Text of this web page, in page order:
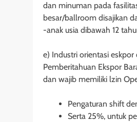
dan minuman pada
besar/ballroom disajikan
-anak usia dibawah 12
e) Industri orientasi
Pemberitahuan Ekspor
dan wajib memiliki lzin
Pengaturan shift
Serta 25%, untuk